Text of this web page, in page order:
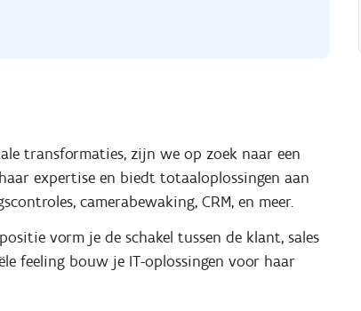
transformaties, zijn we op zoek naar een
expertise en biedt totaaloplossingen aan
camerabewaking, CRM, en meer.
vorm je de schakel tussen de klant, sales
feeling bouw je IT-oplossingen voor haar